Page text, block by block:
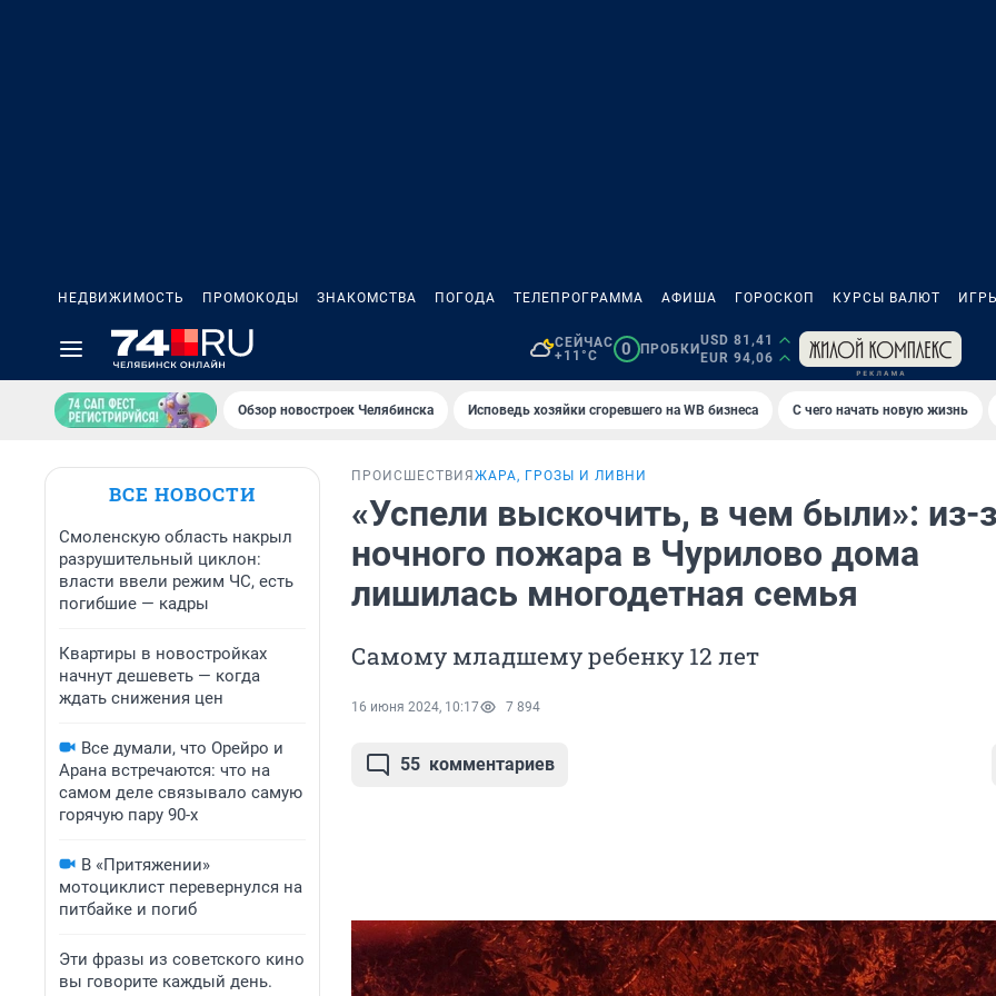
НЕДВИЖИМОСТЬ ПРОМОКОДЫ ЗНАКОМСТВА ПОГОДА ТЕЛЕПРОГРАММА АФИША ГОРОСКОП КУРСЫ ВАЛЮТ
СЕЙЧАС
+11°C
0 ПРОБКИ
USD 81,41
EUR 94,06
Обзор новостроек Челябинска Исповедь хозяйки сгоревшего на WB бизнеса С чего начать новую жизнь
ВСЕ НОВОСТИ
Смоленскую область накрыл
разрушительный циклон:
власти ввели режим ЧС, есть
погибшие — кадры
Квартиры в новостройках
начнут дешеветь — когда
ждать снижения цен
Все думали, что Орейро и
Арана встречаются: что на
самом деле связывало самую
горячую пару 90-х
В «Притяжении»
мотоциклист перевернулся на
питбайке и погиб
Эти фразы из советского кино
вы говорите каждый день.
ПРОИСШЕСТВИЯ ЖАРА, ГРОЗЫ И ЛИВНИ
«Успели выскочить, в чем были»: из-
ночного пожара в Чурилово дома
лишилась многодетная семья
Самому младшему ребенку 12 лет
16 июня 2024, 10:17 7 894
55 комментариев